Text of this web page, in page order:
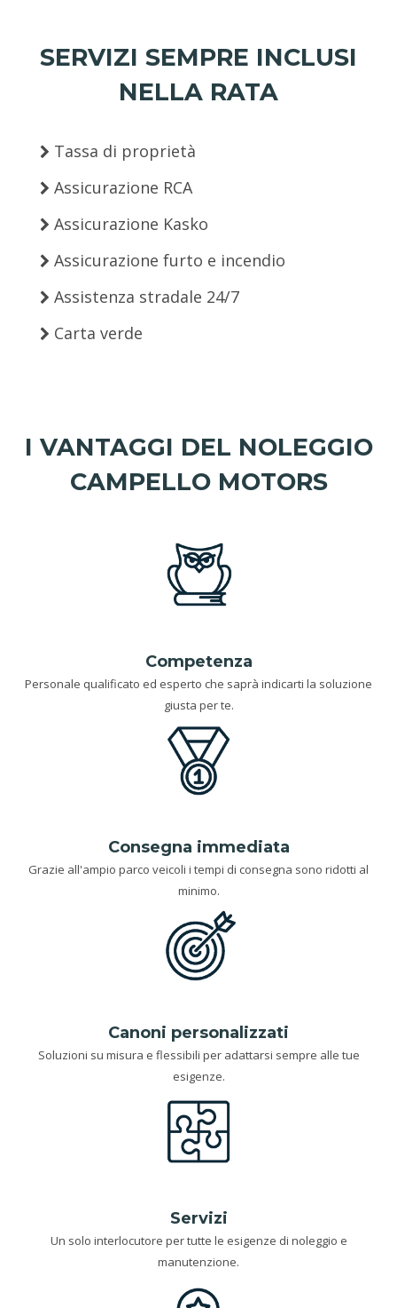
SERVIZI SEMPRE INCLUSI
NELLA RATA
Tassa di proprietà
Assicurazione RCA
Assicurazione Kasko
Assicurazione furto e incendio
Assistenza stradale 24/7
Carta verde
I VANTAGGI DEL NOLEGGIO
CAMPELLO MOTORS
Competenza
Personale qualificato ed esperto che saprà indicarti la soluzione
giusta per te.
Consegna immediata
Grazie all'ampio parco veicoli i tempi di consegna sono ridotti al
minimo.
Canoni personalizzati
Soluzioni su misura e flessibili per adattarsi sempre alle tue
esigenze.
Servizi
Un solo interlocutore per tutte le esigenze di noleggio e
manutenzione.